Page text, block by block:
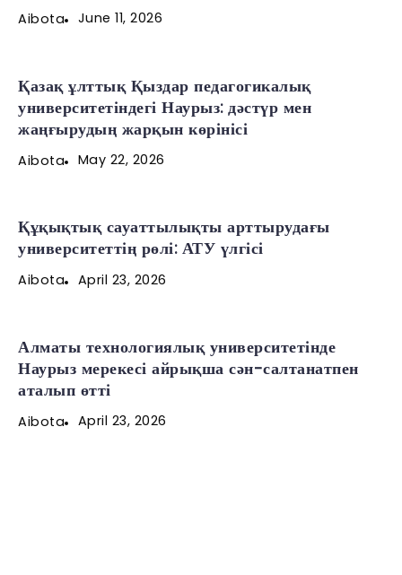
Aibota June 11, 2026
Қазақ ұлттық Қыздар педагогикалық
университетіндегі Наурыз: дәстүр мен
жаңғырудың жарқын көрінісі
Aibota May 22, 2026
Құқықтық сауаттылықты арттырудағы
университеттің рөлі: АТУ үлгісі
Aibota April 23, 2026
Алматы технологиялық университетінде
Наурыз мерекесі айрықша сән-салтанатпен
аталып өтті
Aibota April 23, 2026